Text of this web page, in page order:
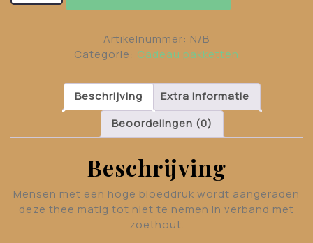
Artikelnummer: N/B
Categorie: Cadeau pakketten
Beschrijving
Extra informatie
Beoordelingen (0)
Beschrijving
Mensen met een hoge bloeddruk wordt aangeraden
deze thee matig tot niet te nemen in verband met
zoethout.